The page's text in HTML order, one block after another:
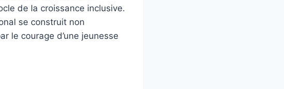
de la croissance inclusive.
se construit non
le courage d’une jeunesse